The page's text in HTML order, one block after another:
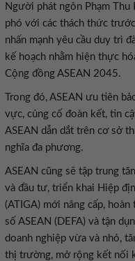
Người phát ngôn Phạm Thu
phó với các thách thức
nhấn mạnh yêu cầu duy trì
kế hoạch nhằm hiện thực
Cộng đồng ASEAN 2045.
Trong đó, ASEAN ưu tiên
vực, củng cố đoàn kết, tin
ASEAN dẫn dắt trên cơ sở
nghĩa đa phương.
ASEAN cũng sẽ tập trung
và đầu tư, triển khai Hiệp
(ATIGA) mới nâng cấp,
số ASEAN (DEFA) và tận
doanh nghiệp vừa và nhỏ,
thị trường, mở rộng kết nối